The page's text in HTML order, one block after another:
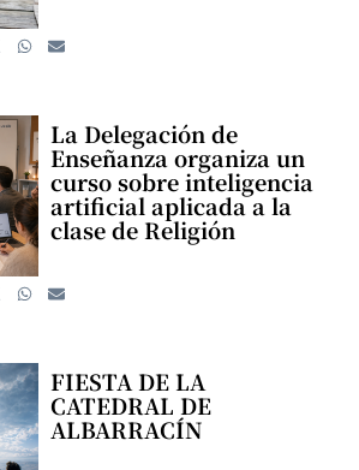
La Delegación de
Enseñanza organiza un
curso sobre inteligencia
artificial aplicada a la
clase de Religión
FIESTA DE LA
CATEDRAL DE
ALBARRACÍN